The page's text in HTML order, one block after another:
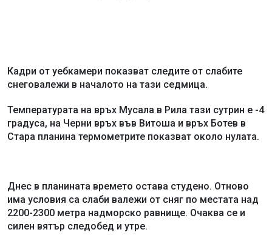
Кадри от уебкамери показват следите от слабите
снеговалежи в началото на тази седмица.
Температурата на връх Мусала в Рила тази сутрин е -4
градуса, на Черни връх във Витоша и връх Ботев в
Стара планина термометрите показват около нулата.
Днес в планината времето остава студено. Отново
има условия са слаби валежи от сняг по местата над
2200-2300 метра надморско равнище. Очаква се и
силен вятър следобед и утре.